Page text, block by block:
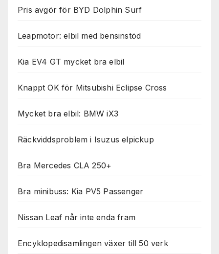
Pris avgör för BYD Dolphin Surf
Leapmotor: elbil med bensinstöd
Kia EV4 GT mycket bra elbil
Knappt OK för Mitsubishi Eclipse Cross
Mycket bra elbil: BMW iX3
Räckviddsproblem i Isuzus elpickup
Bra Mercedes CLA 250+
Bra minibuss: Kia PV5 Passenger
Nissan Leaf når inte enda fram
Encyklopedisamlingen växer till 50 verk